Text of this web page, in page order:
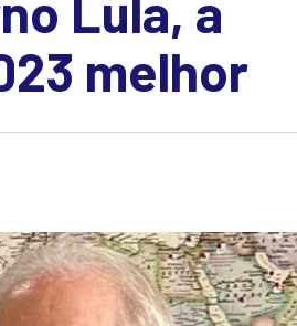
melhor